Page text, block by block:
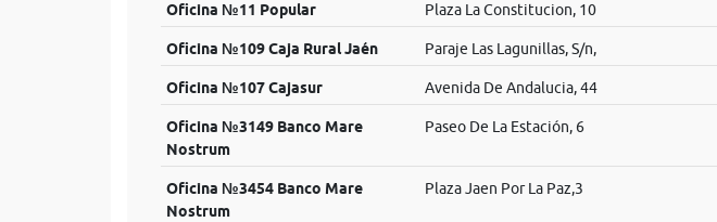
Oficina №11 Popular Plaza La Constitucion, 10
Oficina №109 Caja Rural Jaén Paraje Las Lagunillas, S/n,
Oficina №107 Cajasur Avenida De Andalucia, 44
Oficina №3149 Banco Mare
Nostrum
Paseo De La Estación, 6
Oficina №3454 Banco Mare
Nostrum
Plaza Jaen Por La Paz,3